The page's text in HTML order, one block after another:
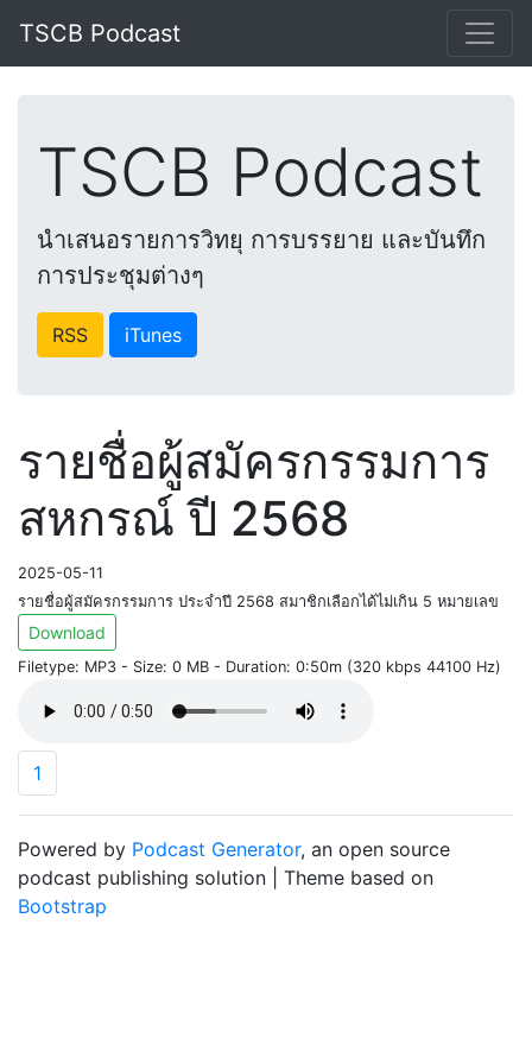
TSCB Podcast
TSCB Podcast
นำเสนอรายการวิทยุ การบรรยาย และบันทึก
การประชุมต่างๆ
RSS iTunes
รายชื่อผู้สมัครกรรมการ
สหกรณ์ ปี 2568
2025-05-11
รายชื่อผู้สมัครกรรมการ ประจำปี 2568 สมาชิกเลือกได้ไม่เกิน 5 หมายเลข
Download
Filetype: MP3 - Size: 0 MB - Duration: 0:50m (320 kbps 44100 Hz)
1
Powered by Podcast Generator, an open source
podcast publishing solution | Theme based on
Bootstrap